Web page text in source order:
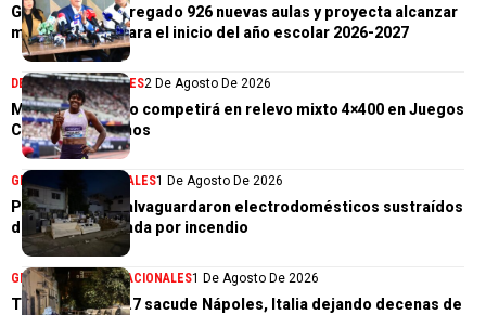
Gobierno ha entregado 926 nuevas aulas y proyecta alcanzar
meta de 1,500 para el inicio del año escolar 2026-2027
DEPORTESGENERALES2 De Agosto De 2026
Marileidy Paulino competirá en relevo mixto 4×400 en Juegos
Centroamericanos
GENERALES NACIONALES1 De Agosto De 2026
PN aclara que salvaguardaron electrodomésticos sustraídos
de tienda afectada por incendio
GENERALESINTERNACIONALES1 De Agosto De 2026
Terremoto de 4.7 sacude Nápoles, Italia dejando decenas de